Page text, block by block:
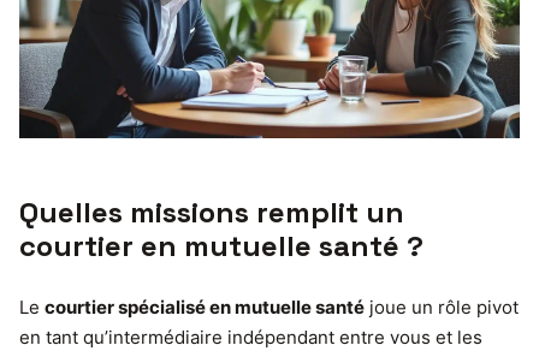
Quelles missions remplit un
courtier en mutuelle santé ?
Le courtier spécialisé en mutuelle santé joue un rôle pivot
en tant qu’intermédiaire indépendant entre vous et les